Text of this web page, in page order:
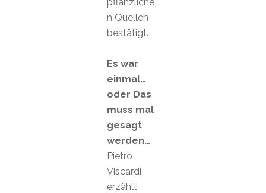
n Quellen
bestätigt.
Es war
einmal…
oder Das
muss mal
gesagt
werden…
Pietro
Viscardi
erzählt